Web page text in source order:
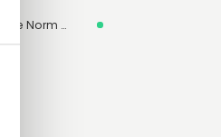
Doppelt gestanzte Norm – Besondere Dicke